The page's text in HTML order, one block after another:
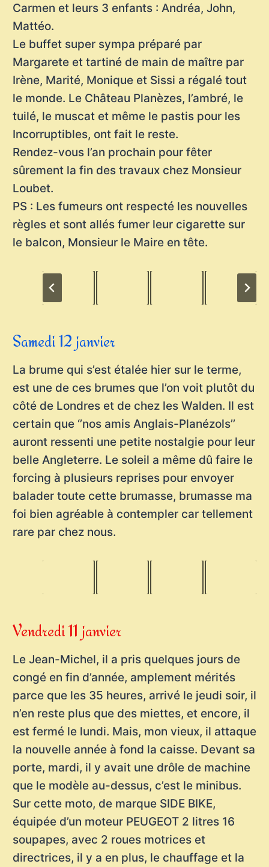
Carmen et leurs 3 enfants : Andréa, John,
Mattéo.
Le buffet super sympa préparé par
Margarete et tartiné de main de maître par
Irène, Marité, Monique et Sissi a régalé tout
le monde. Le Château Planèzes, l’ambré, le
tuilé, le muscat et même le pastis pour les
Incorruptibles, ont fait le reste.
Rendez-vous l’an prochain pour fêter
sûrement la fin des travaux chez Monsieur
Loubet.
PS : Les fumeurs ont respecté les nouvelles
règles et sont allés fumer leur cigarette sur
le balcon, Monsieur le Maire en tête.
Samedi 12 janvier
La brume qui s’est étalée hier sur le terme,
est une de ces brumes que l’on voit plutôt du
côté de Londres et de chez les Walden. Il est
certain que ‘’nos amis Anglais-Planézols’’
auront ressenti une petite nostalgie pour leur
belle Angleterre. Le soleil a même dû faire le
forcing à plusieurs reprises pour envoyer
balader toute cette brumasse, brumasse ma
foi bien agréable à contempler car tellement
rare par chez nous.
Vendredi 11 janvier
Le Jean-Michel, il a pris quelques jours de
congé en fin d’année, amplement mérités
parce que les 35 heures, arrivé le jeudi soir, il
n’en reste plus que des miettes, et encore, il
est fermé le lundi. Mais, mon vieux, il attaque
la nouvelle année à fond la caisse. Devant sa
porte, mardi, il y avait une drôle de machine
que le modèle au-dessus, c’est le minibus.
Sur cette moto, de marque SIDE BIKE,
équipée d’un moteur PEUGEOT 2 litres 16
soupapes, avec 2 roues motrices et
directrices, il y a en plus, le chauffage et la